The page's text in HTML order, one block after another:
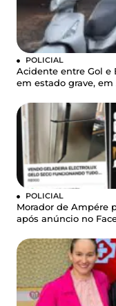
POLICIAL
Acidente entre Gol e
em estado grave,
POLICIAL
Morador de Ampére
após anúncio no